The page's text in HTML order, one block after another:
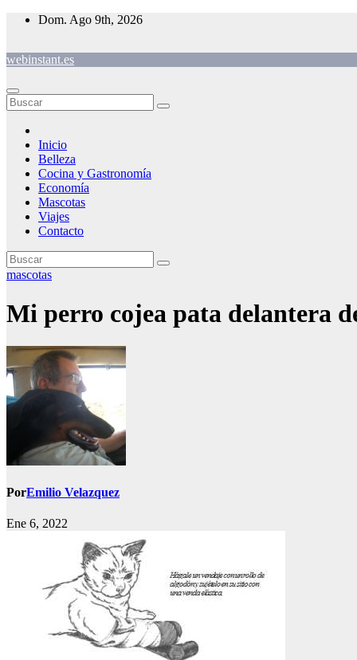
Saltar
Dom. Ago 9th, 2026
webinstant.es
Inicio
Belleza
Cocina y Gastronomía
Economía
Mascotas
Viajes
Contacto
mascotas
Mi perro cojea pata delantera
PorEmilio Velazquez
Ene 6, 2022